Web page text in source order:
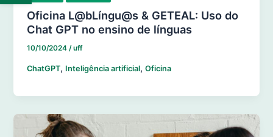
Oficina L@bLíngu@s & GETEAL: Uso do
Chat GPT no ensino de línguas
10/10/2024/uff
ChatGPT, Inteligência artificial,Oficina